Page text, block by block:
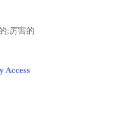
;厉害的
Access